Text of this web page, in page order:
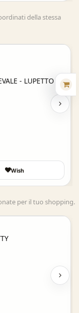
della stessa
- LUPETTO
Wish
per il tuo shopping.